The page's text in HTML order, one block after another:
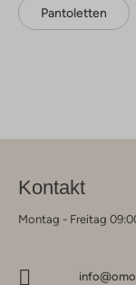
Pantoletten
Kontakt
Montag - Freitag